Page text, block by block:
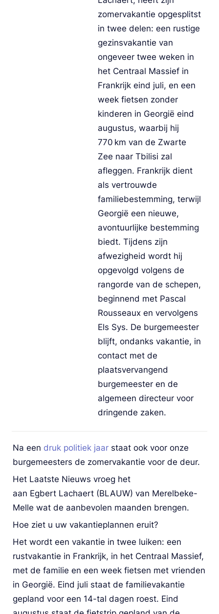
zomervakantie opgesplitst
in twee delen: een rustige
gezinsvakantie van
ongeveer twee weken in
het Centraal Massief in
Frankrijk eind juli, en een
week fietsen zonder
kinderen in Georgië eind
augustus, waarbij hij
770 km van de Zwarte
Zee naar Tbilisi zal
afleggen. Frankrijk dient
als vertrouwde
familiebestemming, terwijl
Georgië een nieuwe,
avontuurlijke bestemming
biedt. Tijdens zijn
afwezigheid wordt hij
opgevolgd volgens de
rangorde van de schepen,
beginnend met Pascal
Rousseaux en vervolgens
Els Sys. De burgemeester
blijft, ondanks vakantie, in
contact met de
plaatsvervangend
burgemeester en de
algemeen directeur voor
dringende zaken.
Na een druk politiek jaar staat ook voor onze
burgemeesters de zomervakantie voor de deur.
Het Laatste Nieuws vroeg het
aan Egbert Lachaert (BLAUW) van Merelbeke-
Hoe ziet u uw vakantieplannen eruit?
Het wordt een vakantie in twee luiken: een
rustvakantie in Frankrijk, in het Centraal Massief,
met de familie en een week fietsen met vrienden
in Georgië. Eind juli staat de familievakantie
gepland voor een 14-tal dagen roest. Eind